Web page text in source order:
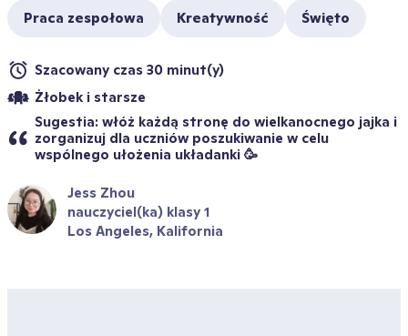
Praca zespołowa Kreatywność Święto
Szacowany czas 30 minut(y)
Żłobek i starsze
Sugestia: włóż każdą stronę do wielkanocnego jajka i
zorganizuj dla uczniów poszukiwanie w celu
wspólnego ułożenia układanki 🥳
Jess Zhou
nauczyciel(ka) klasy 1
Los Angeles, Kalifornia